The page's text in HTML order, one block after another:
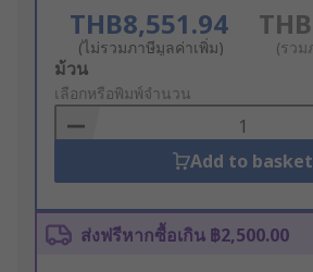
THB8,551.94
(ไม่รวมภาษีมูลค่าเพิ่ม) (รวม
Add
to
Basket
ม้วน
เลือกหรือพิมพ์จำนวน
Add to basket
ส่งฟรีหากซื้อเกิน ฿2,500.00